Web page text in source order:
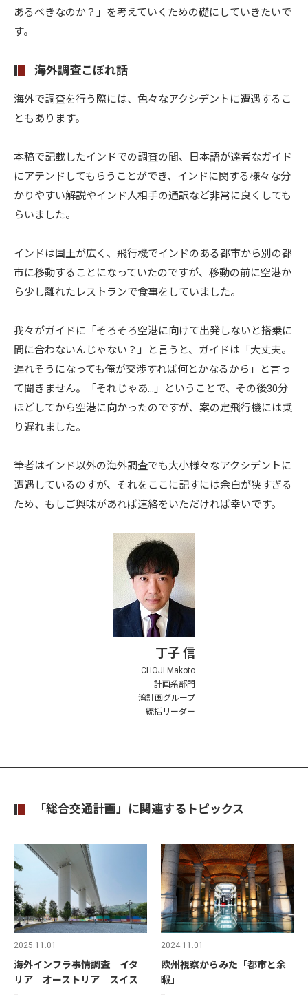
あるべきなのか？」を考えていくための礎にしていきたいで
す。
海外調査こぼれ話
海外で調査を行う際には、色々なアクシデントに遭遇するこ
ともあります。
本稿で記載したインドでの調査の間、日本語が達者なガイド
にアテンドしてもらうことができ、インドに関する様々な分
かりやすい解説やインド人相手の通訳など非常に良くしても
らいました。
インドは国土が広く、飛行機でインドのある都市から別の都
市に移動することになっていたのですが、移動の前に空港か
ら少し離れたレストランで食事をしていました。
我々がガイドに「そろそろ空港に向けて出発しないと搭乗に
間に合わないんじゃない？」と言うと、ガイドは「大丈夫。
遅れそうになっても俺が交渉すれば何とかなるから」と言っ
て聞きません。「それじゃあ…」ということで、その後30分
ほどしてから空港に向かったのですが、案の定飛行機には乗
り遅れました。
筆者はインド以外の海外調査でも大小様々なアクシデントに
遭遇しているのすが、それをここに記すには余白が狭すぎる
ため、もしご興味があれば連絡をいただければ幸いです。
丁子 信
CHOJI Makoto
計画系部門
湾計画グループ
統括リーダー
「総合交通計画」に関連するトピックス
2025.11.01
海外インフラ事情調査 イタ
リア オーストリア スイス
2024.11.01
欧州視察からみた「都市と余
暇」